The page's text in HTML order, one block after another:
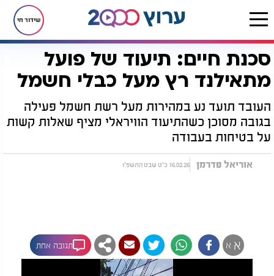
שידור חי
דף הבית רץ בוואטסאפ סכנת חיים: תיעוד של פועל מתאילנד רץ מעל כבלי חשמל
סכנת חיים: תיעוד של פועל
מתאילנד רץ מעל כבלי חשמל
העובד תועד נע במהירות מעל רשת חשמל פעילה
בגובה מסוכן כשהתיעוד הוויראלי מציף שאלות קשות
על בטיחות בעבודה
אוריאל פדרמן 16.02.26 כ"ט שבט התשפ"ו
א א תגובה אחת